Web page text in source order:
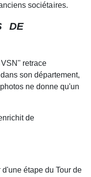
sociétaires.
DE
retrace
son département,
ne donne qu'un
chit de
étape du Tour de